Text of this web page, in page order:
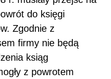
do księgi
Zgodnie z
firmy nie będą
ksiąg
z powrotem